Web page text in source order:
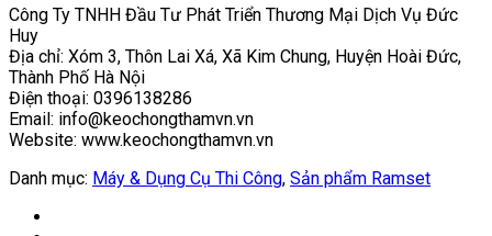
Công Ty TNHH Đầu Tư Phát Triển Thương Mại Dịch Vụ Đức
Huy
Địa chỉ: Xóm 3, Thôn Lai Xá, Xã Kim Chung, Huyện Hoài Đức,
Thành Phố Hà Nội
Điện thoại: 0396138286
Email: info@keochongthamvn.vn
Website: www.keochongthamvn.vn
Danh mục: Máy & Dụng Cụ Thi Công, Sản phẩm Ramset